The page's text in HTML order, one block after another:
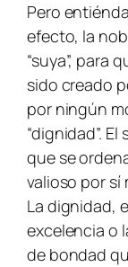
Pero
efecto, la
“suya”, para
sido creado
por ningún
“dignidad”.
que se
valioso por sí
La dignidad,
excelencia o
de bondad